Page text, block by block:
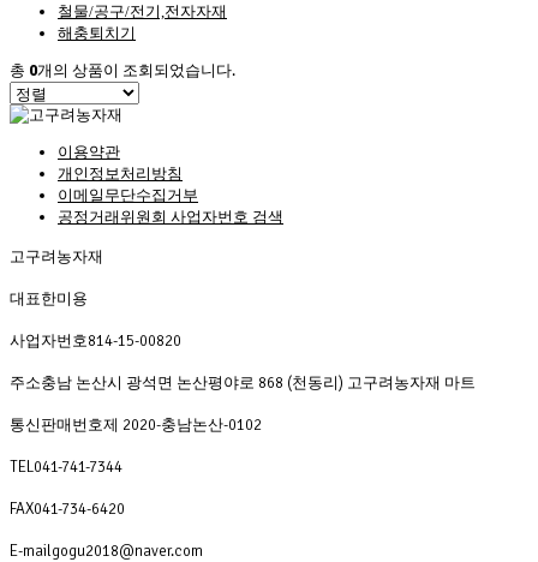
철물/공구/전기,전자자재
해충퇴치기
총 0개의 상품이 조회되었습니다.
이용약관
개인정보처리방침
이메일무단수집거부
공정거래위원회 사업자번호 검색
고구려농자재
대표한미용
사업자번호814-15-00820
주소충남 논산시 광석면 논산평야로 868 (천동리) 고구려농자재 마트
통신판매번호제 2020-충남논산-0102
TEL041-741-7344
FAX041-734-6420
E-mailgogu2018@naver.com